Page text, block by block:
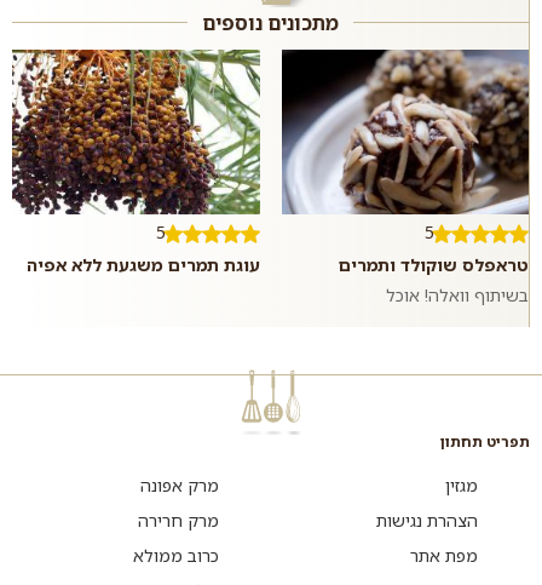
מתכונים נוספים
5
טראפלס שוקולד ותמרים
בשיתוף וואלה! אוכל
5
עוגת תמרים משגעת ללא אפיה
תפריט תחתון
מגזין
הצהרת נגישות
מפת אתר
מרק אפונה
מרק חרירה
כרוב ממולא